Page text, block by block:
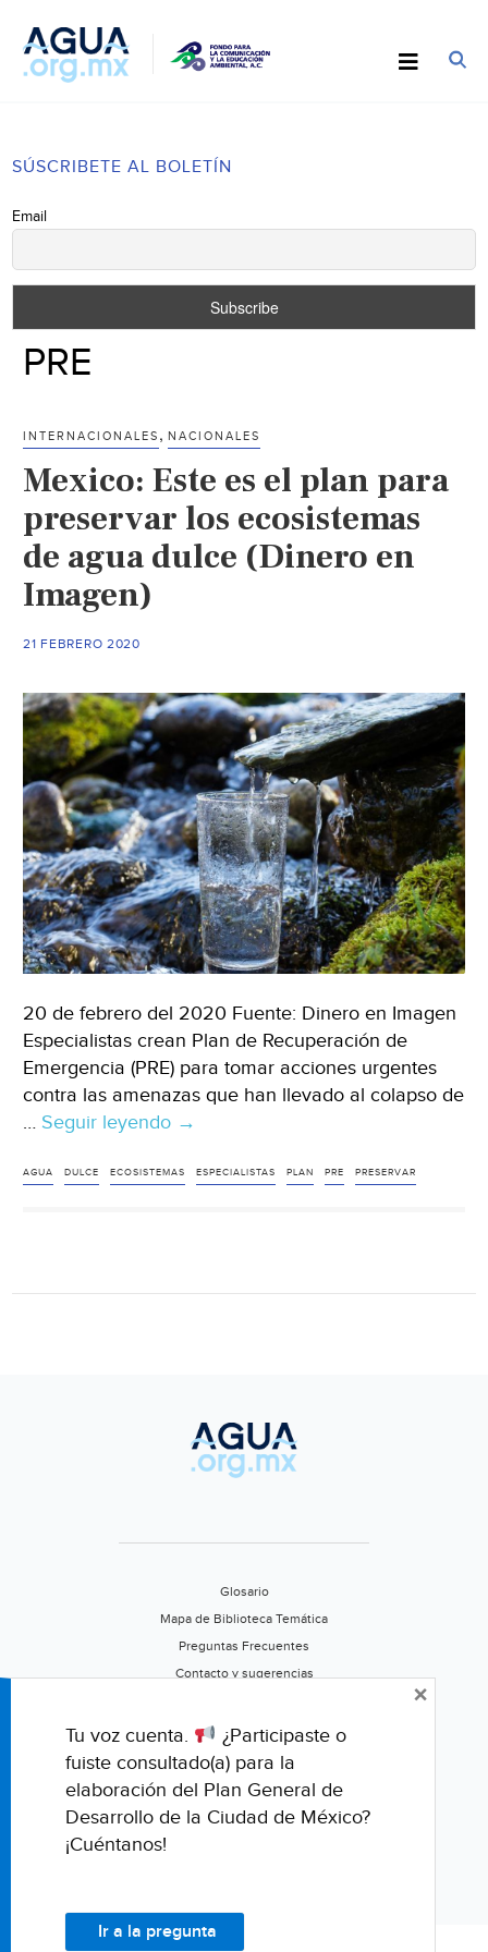
SÚSCRIBETE AL BOLETÍN
Email
PRE
INTERNACIONALES ,NACIONALES
Mexico: Este es el plan para
preservar los ecosistemas
de agua dulce (Dinero en
Imagen)
21 FEBRERO 2020
20 de febrero del 2020 Fuente: Dinero en Imagen
Especialistas crean Plan de Recuperación de
Emergencia (PRE) para tomar acciones urgentes
contra las amenazas que han llevado al colapso de
… Seguir leyendo Mexico:
es
dulce
(Dinero
en
→
AGUA DULCE ECOSISTEMAS ESPECIALISTAS PLAN PRE PRESERVAR
Glosario
Mapa de Biblioteca Temática
Preguntas Frecuentes
Contacto y sugerencias
Califica este portal
Tu voz cuenta.
¿Participaste o
fuiste consultado(a) para la
elaboración del Plan General de
Desarrollo de la Ciudad de México?
¡Cuéntanos!
Ir a la pregunta
×